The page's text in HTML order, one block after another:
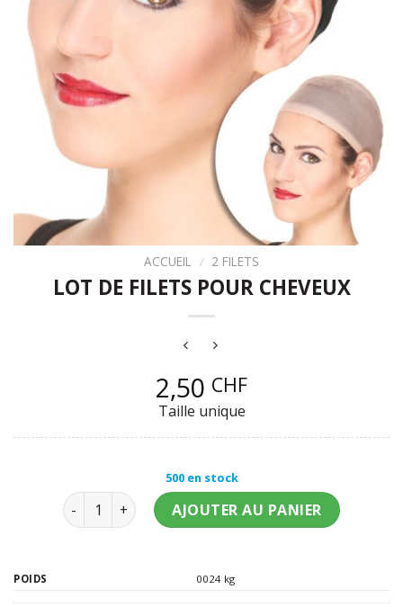
ACCUEIL / 2 FILETS
LOT DE FILETS POUR CHEVEUX
2,50 CHF
Taille unique
500 en stock
quantité de Lot de filets pour cheveux
AJOUTER AU PANIER
POIDS 0024 kg